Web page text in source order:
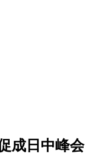
成日中峰会